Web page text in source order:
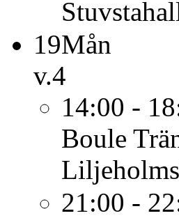
19Mån
v.4
14:00 -
Boule
21:00 -